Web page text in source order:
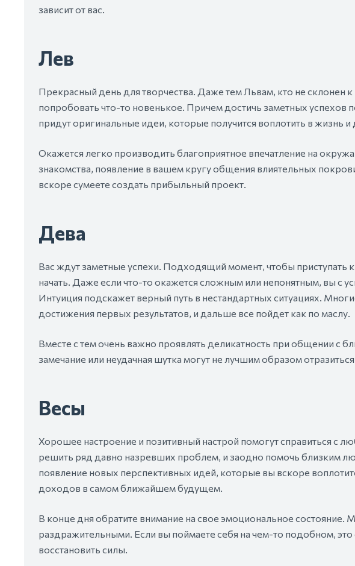
зависит от вас.
Лев
Прекрасный день для творчества. Даже тем Львам, кто не склонен
попробовать что-то новенькое. Причем достичь заметных успехов
придут оригинальные идеи, которые получится воплотить в жизнь
Окажется легко производить благоприятное впечатление на
знакомства, появление в вашем кругу общения влиятельных
вскоре сумеете создать прибыльный проект.
Дева
Вас ждут заметные успехи. Подходящий момент, чтобы приступать
начать. Даже если что-то окажется сложным или непонятным, вы с
Интуиция подскажет верный путь в нестандартных ситуациях.
достижения первых результатов, и дальше все пойдет как по маслу.
Вместе с тем очень важно проявлять деликатность при общении с
замечание или неудачная шутка могут не лучшим образом
Весы
Хорошее настроение и позитивный настрой помогут справиться с
решить ряд давно назревших проблем, и заодно помочь близким
появление новых перспективных идей, которые вы вскоре
доходов в самом ближайшем будущем.
В конце дня обратите внимание на свое эмоциональное состояние.
раздражительными. Если вы поймаете себя на чем-то подобном, это
восстановить силы.